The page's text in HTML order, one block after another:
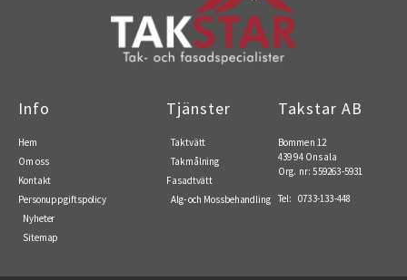
Info
Hem
Om oss
Kontakt
Personuppgiftspolicy
Nyheter
Sitemap
Tjänster
Taktvätt
Takmålning
Fasadtvätt
Alg- och Mossbehandling
Takstar AB
Bommen 12
439 94 Onsala
Org. nr: 559263-5931
Tel: 0733-133-448